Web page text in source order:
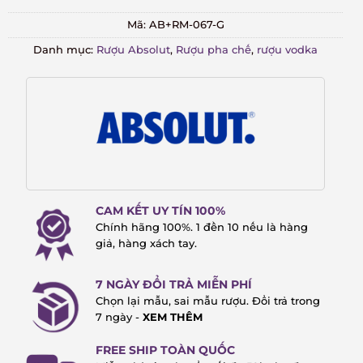
Mã: AB+RM-067-G
Danh mục: Rượu Absolut, Rượu pha chế, rượu vodka
CAM KẾT UY TÍN 100%
Chính hãng 100%. 1 đền 10 nếu là hàng
giả, hàng xách tay.
7 NGÀY ĐỔI TRẢ MIỄN PHÍ
Chọn lại mẫu, sai mẫu rượu. Đổi trả trong
7 ngày - XEM THÊM
FREE SHIP TOÀN QUỐC